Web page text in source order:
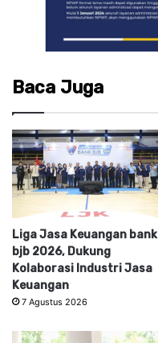
Baca Juga
Liga Jasa Keuangan bank
bjb 2026, Dukung
Kolaborasi Industri Jasa
Keuangan
7 Agustus 2026